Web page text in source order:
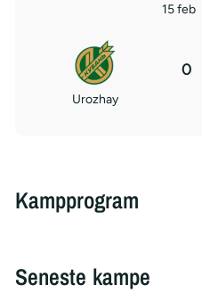
15 feb
Urozhay
0
Kampprogram
Seneste kampe